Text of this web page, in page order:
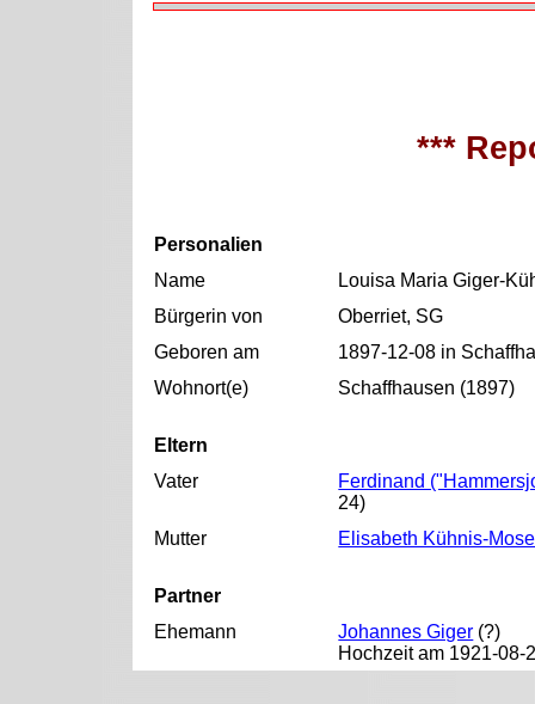
***
Personalien
Name
Louisa Maria Giger-
Bürgerin von
Oberriet, SG
Geboren am
1897-12-08 in
Wohnort(e)
Schaffhausen (1897)
Eltern
Vater
Ferdinand
24)
Mutter
Elisabeth Kühnis-
Partner
Ehemann
Johannes Giger (?)
Hochzeit am 1921-08-